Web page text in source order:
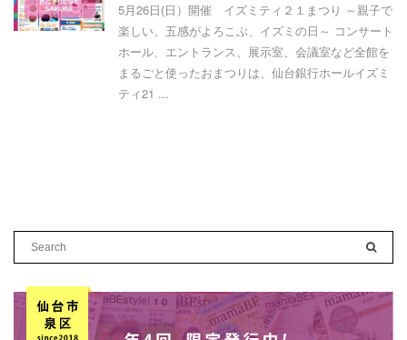
5月26日(日）開催 イズミティ２１まつり ～親子で
楽しい、五感がよろこぶ、イズミの日～ コンサート
ホール、エントランス、展示室、会議室など全館を
まるごと使ったおまつりは、仙台銀行ホールイズミ
ティ21 ...